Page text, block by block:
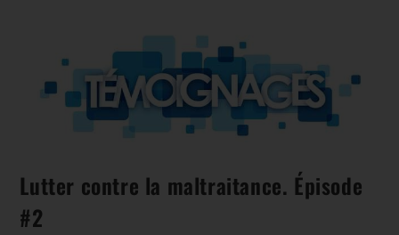
Lutter contre la maltraitance. Épisode
#2